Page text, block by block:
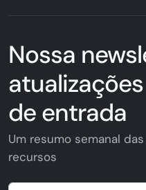
Nossa
de entrada
Um resumo semanal
recursos